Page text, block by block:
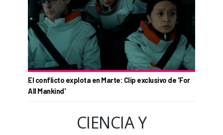
El conflicto explota en Marte: Clip exclusivo de 'For
All Mankind'
CIENCIA Y